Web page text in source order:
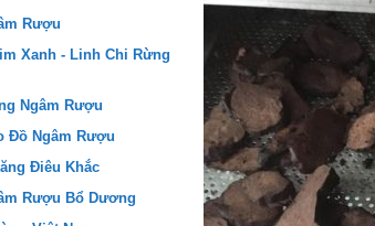
Rượu
Xanh - Linh Chi Rừng
Ngâm Rượu
Đồ Ngâm Rượu
Điêu Khắc
Rượu Bổ Dương